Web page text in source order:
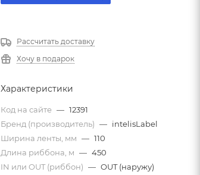
Рассчитать доставку
Хочу в подарок
Характеристики
Код на сайте — 12391
Бренд (производитель) — intelisLabel
Ширина ленты, мм — 110
Длина риббона, м — 450
IN или OUT (риббон) — OUT (наружу)